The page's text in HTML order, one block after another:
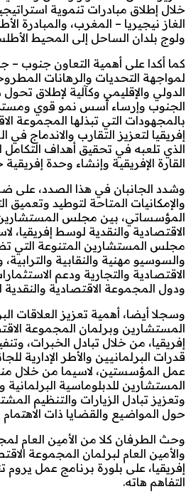
خلال إطلاق مبادرات تنموية
الغاز نيجيريا – المغرب، والمبادرة
ولوج بلدان الساحل إلى المحيط
كما أكدا على أهمية التعاون جنوب
لمواجهة التحديات والرهانات
الدولي والإقليمي وكآلية لإطلاق
الجنوب وإرساء أسس نمو قوي
بالمجهودات التي تبذلها المجموعة
إفريقيا لتعزيز التقارب والاندماج في
الذي تلعبه في تحقيق أهداف
القارة الإفريقية وإنشاء وحدة
وشدد الجانبان في هذا الصدد، على
والإمكانيات المتاحة لتوطيد وتعميق
المؤسساتي، بين مجلس
الاقتصادية والنقدية لوسط إفريقيا،
مجلس المستشارين المتنوعة التي
والسوسيو مهنية والنقابية والترابية،
الاقتصادية والتجارية ودعم
ودول المجموعة الاقتصادية والنقدية
وسجلا أيضا، أهمية تعزيز العلاقات
المستشارين وبرلمان المجموعة
إفريقيا، من خلال تبادل الخبرات،
قدرات البرلمانيين والأطر الإدارية
عمل المؤسستين، لاسيما من خلال
المستشارين للدبلوماسية
وتعزيز تبادل الزيارات والتنظيم
حول المواضيع والقضايا ذات
وحث الطرفان كلا من الأمين العام
والأمين العام لبرلمان المجموعة
إفريقيا، على بلورة برنامج عمل
التفاهم هاته.